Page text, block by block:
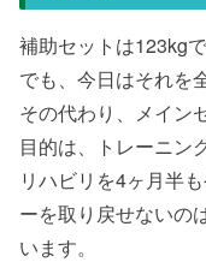
補助セットは123kg
でも、今日はそれを
その代わり、メイン
目的は、トレーニン
リハビリを4ヶ月半
ーを取り戻せないの
います。